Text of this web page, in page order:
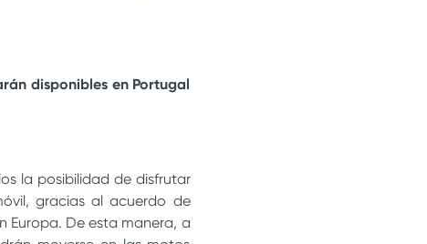
disponibles en Portugal
la posibilidad de disfrutar
gracias al acuerdo de
Europa. De esta manera, a